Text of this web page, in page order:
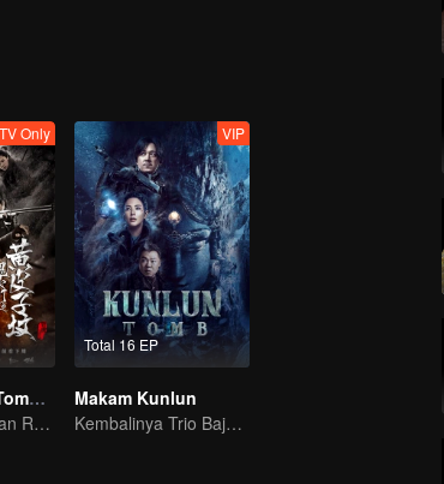
Only
Candle in the Tomb: The Weasel Grave
To see how Ethan Ruan and his friends survive.
Total 16 EP
VIP
Makam Kunlun
Kembalinya Trio Baja: Petualangan di Negeri Salju